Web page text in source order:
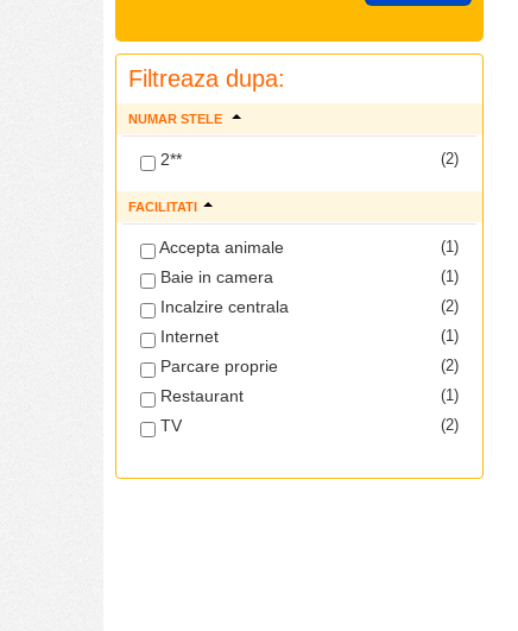
Filtreaza dupa:
NUMAR STELE
(2)
2**
FACILITATI
(1)
Accepta animale
(1)
Baie in camera
(2)
Incalzire centrala
(1)
Internet
(2)
Parcare proprie
(1)
Restaurant
(2)
TV